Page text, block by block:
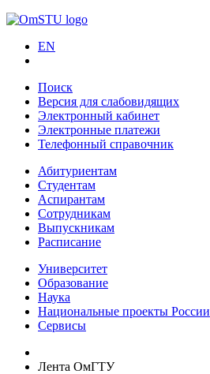
EN
Поиск
Версия для слабовидящих
Электронный кабинет
Электронные платежи
Телефонный справочник
Абитуриентам
Студентам
Аспирантам
Сотрудникам
Выпускникам
Расписание
Университет
Образование
Наука
Национальные проекты России
Сервисы
Лента ОмГТУ